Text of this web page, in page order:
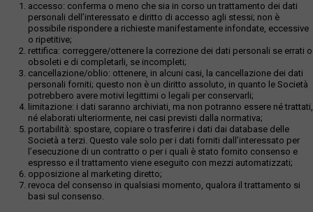
accesso: conferma o meno che sia in corso un trattamento dei dati
personali dell’interessato e diritto di accesso agli stessi; non è
possibile rispondere a richieste manifestamente infondate, eccessive
o ripetitive;
rettifica: correggere/ottenere la correzione dei dati personali se errati o
obsoleti e di completarli, se incompleti;
cancellazione/oblio: ottenere, in alcuni casi, la cancellazione dei dati
personali forniti; questo non è un diritto assoluto, in quanto le Società
potrebbero avere motivi legittimi o legali per conservarli;
limitazione: i dati saranno archiviati, ma non potranno essere né trattati,
né elaborati ulteriormente, nei casi previsti dalla normativa;
portabilità: spostare, copiare o trasferire i dati dai database delle
Società a terzi. Questo vale solo per i dati forniti dall’interessato per
l’esecuzione di un contratto o per i quali è stato fornito consenso e
espresso e il trattamento viene eseguito con mezzi automatizzati;
opposizione al marketing diretto;
revoca del consenso in qualsiasi momento, qualora il trattamento si
basi sul consenso.